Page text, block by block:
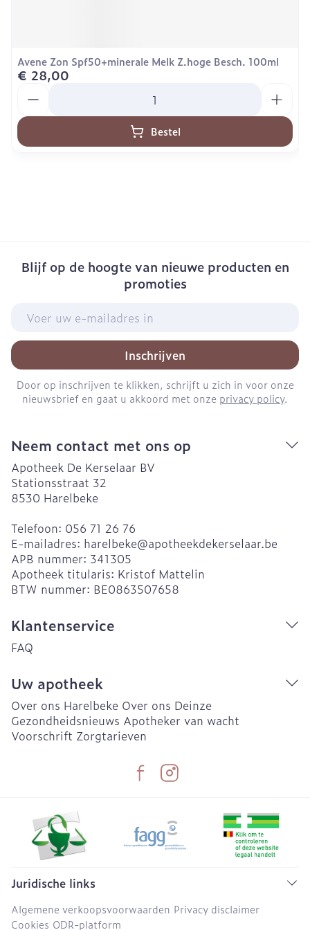
Avene Zon Spf50+minerale Melk Z.hoge Besch. 100ml
€ 28,00
Bestel
Blijf op de hoogte van nieuwe producten en
promoties
Inschrijven
Door op inschrijven te klikken, schrijft u zich in voor onze
nieuwsbrief en gaat u akkoord met onze privacy policy.
Neem contact met ons op
Apotheek De Kerselaar BV
Stationsstraat 32
8530 Harelbeke
Telefoon: 056 71 26 76
E-mailadres: harelbeke@apotheekdekerselaar.be
APB nummer: 341305
Apotheek titularis: Kristof Mattelin
BTW nummer: BE0863507658
Klantenservice
FAQ
Uw apotheek
Over ons Harelbeke Over ons Deinze
Gezondheidsnieuws Apotheker van wacht
Voorschrift Zorgtarieven
Juridische links
Algemene verkoopsvoorwaarden Privacy disclaimer
Cookies ODR-platform